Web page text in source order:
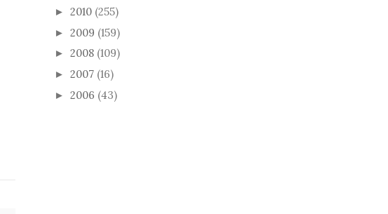
► 2010 (255)
► 2009 (159)
► 2008 (109)
► 2007 (16)
► 2006 (43)